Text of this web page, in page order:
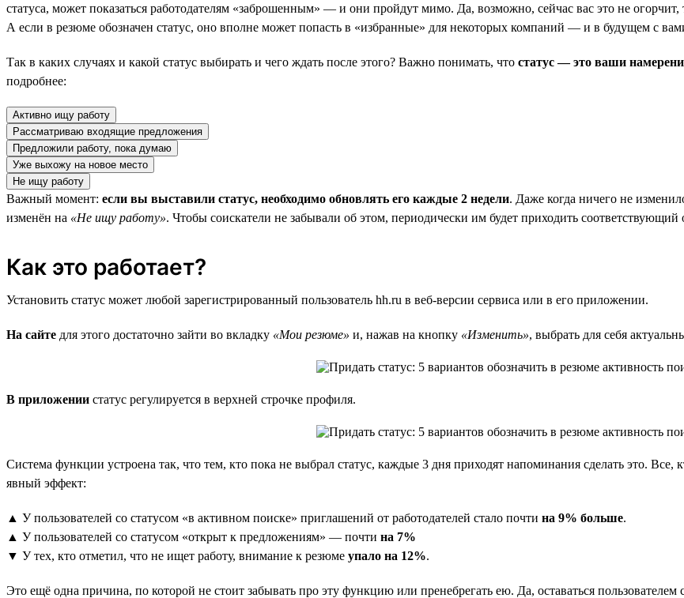
статуса, может показаться работодателям «заброшенным» — и они пройдут мимо. Да, возможно, сейчас вас это не
А если в резюме обозначен статус, оно вполне может попасть в «избранные» для некоторых компаний — и в будущем с
Так в каких случаях и какой статус выбирать и чего ждать после этого? Важно понимать, что статус — это ваши
подробнее:
Активно ищу работу
Рассматриваю входящие предложения
Предложили работу, пока думаю
Уже выхожу на новое место
Не ищу работу
Важный момент: если вы выставили статус, необходимо обновлять его каждые 2 недели. Даже когда ничего не
изменён на «Не ищу работу». Чтобы соискатели не забывали об этом, периодически им будет приходить соответствующий
Как это работает?
Установить статус может любой зарегистрированный пользователь hh.ru в веб-версии сервиса или в его приложении.
На сайте для этого достаточно зайти во вкладку «Мои резюме» и, нажав на кнопку «Изменить», выбрать для себя
В приложении статус регулируется в верхней строчке профиля.
Система функции устроена так, что тем, кто пока не выбрал статус, каждые 3 дня приходят напоминания сделать это.
явный эффект:
▲ У пользователей со статусом «в активном поиске» приглашений от работодателей стало почти на 9% больше.
▲ У пользователей со статусом «открыт к предложениям» — почти на 7%
▼ У тех, кто отметил, что не ищет работу, внимание к резюме упало на 12%.
Это ещё одна причина, по которой не стоит забывать про эту функцию или пренебрегать ею. Да, оставаться